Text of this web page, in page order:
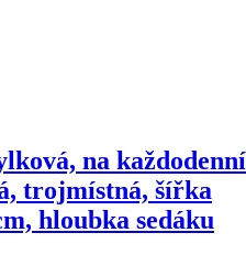
na každodenní
trojmístná, šířka
hloubka sedáku